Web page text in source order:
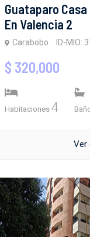
Guataparo
En Valencia 2
Carabobo ID-MIO:
$ 320,000
Habitaciones 4
Ver